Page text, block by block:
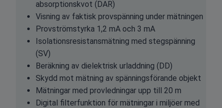
absorptionskvot (DAR)
Visning av faktisk provspänning under mätningen
Provströmstyrka 1,2 mA och 3 mA
Isolationsresistansmätning med stegspänning
(SV)
Beräkning av dielektrisk urladdning (DD)
Skydd mot mätning av spänningsförande objekt
Mätningar med provledningar upp till 20 m
Digital filterfunktion för mätningar i miljöer med